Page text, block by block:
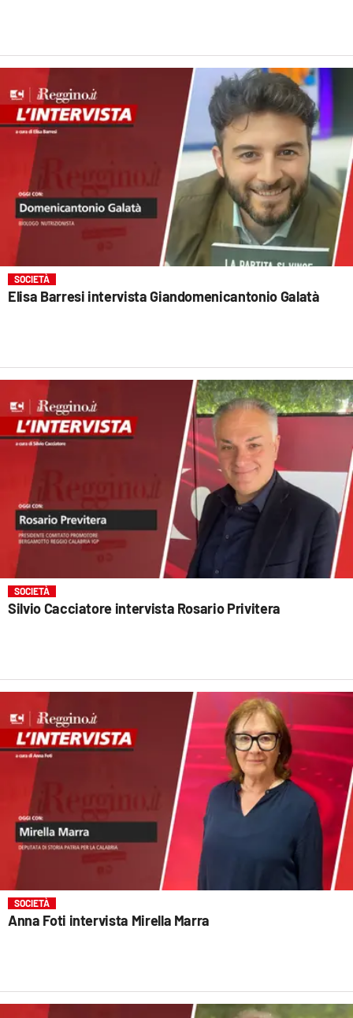
SOCIETÀ
Elisa Barresi intervista Giandomenicantonio Galatà
SOCIETÀ
Silvio Cacciatore intervista Rosario Privitera
SOCIETÀ
Anna Foti intervista Mirella Marra